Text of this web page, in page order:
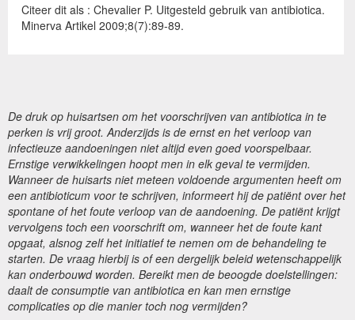
Citeer dit als : Chevalier P. Uitgesteld gebruik van antibiotica.
Minerva Artikel 2009;8(7):89-89.
De druk op huisartsen om het voorschrijven van antibiotica in te
perken is vrij groot. Anderzijds is de ernst en het verloop van
infectieuze aandoeningen niet altijd even goed voorspelbaar.
Ernstige verwikkelingen hoopt men in elk geval te vermijden.
Wanneer de huisarts niet meteen voldoende argumenten heeft om
een antibioticum voor te schrijven, informeert hij de patiënt over het
spontane of het foute verloop van de aandoening. De patiënt krijgt
vervolgens toch een voorschrift om, wanneer het de foute kant
opgaat, alsnog zelf het initiatief te nemen om de behandeling te
starten. De vraag hierbij is of een dergelijk beleid wetenschappelijk
kan onderbouwd worden. Bereikt men de beoogde doelstellingen:
daalt de consumptie van antibiotica en kan men ernstige
complicaties op die manier toch nog vermijden?